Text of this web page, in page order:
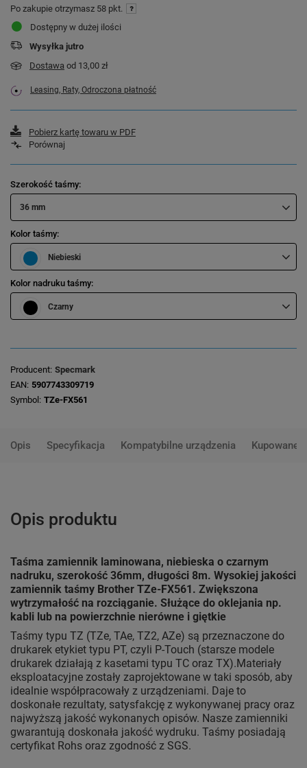
Po zakupie otrzymasz 58 pkt.
Dostępny w dużej ilości
Wysyłka jutro
Dostawa od 13,00 zł
Leasing, Raty, Odroczona płatność
Pobierz kartę towaru w PDF
Porównaj
Szerokość taśmy
36 mm
Kolor taśmy
Niebieski
Kolor nadruku taśmy
Czarny
Producent Specmark
EAN 5907743309719
Symbol TZe-FX561
Opis Specyfikacja Kompatybilne urządzenia Kupowane
Opis produktu
Taśma zamiennik laminowana, niebieska o czarnym
nadruku, szerokość 36mm, długości 8m. Wysokiej jakości
zamiennik taśmy Brother TZe-FX561. Zwiększona
wytrzymałość na rozciąganie. Służące do oklejania np.
kabli lub na powierzchnie nierówne i giętkie
Taśmy typu TZ (TZe, TAe, TZ2, AZe) są przeznaczone do
drukarek etykiet typu PT, czyli P-Touch (starsze modele
drukarek działają z kasetami typu TC oraz TX).Materiały
eksploatacyjne zostały zaprojektowane w taki sposób, aby
idealnie współpracowały z urządzeniami. Daje to
doskonałe rezultaty, satysfakcję z wykonywanej pracy oraz
najwyższą jakość wykonanych opisów. Nasze zamienniki
gwarantują doskonała jakość wydruku. Taśmy posiadają
certyfikat Rohs oraz zgodność z SGS.